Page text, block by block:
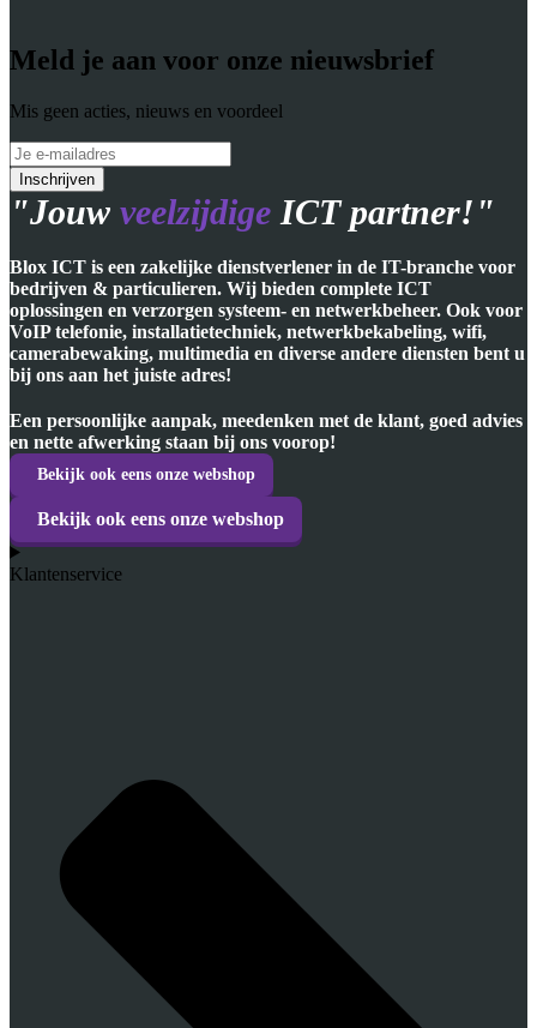
Meld je aan voor onze nieuwsbrief
Mis geen acties, nieuws en voordeel
"Jouw veelzijdige ICT partner!"
Blox ICT is een zakelijke dienstverlener in de IT-branche voor
bedrijven & particulieren. Wij bieden complete ICT
oplossingen en verzorgen systeem- en netwerkbeheer. Ook voor
VoIP telefonie, installatietechniek, netwerkbekabeling, wifi,
camerabewaking, multimedia en diverse andere diensten bent u
bij ons aan het juiste adres!
Een persoonlijke aanpak, meedenken met de klant, goed advies
en nette afwerking staan bij ons voorop!
Bekijk ook eens onze webshop
Bekijk ook eens onze webshop
Klantenservice